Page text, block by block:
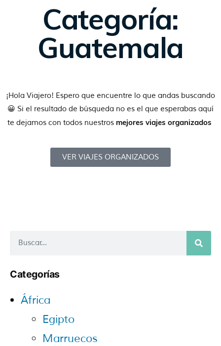
Categoría:
Guatemala
¡Hola Viajero! Espero que encuentre lo que andas buscando
😀 Si el resultado de búsqueda no es el que esperabas aquí
te dejamos con todos nuestros mejores viajes organizados
VER VIAJES ORGANIZADOS
Categorías
África
Egipto
Marruecos